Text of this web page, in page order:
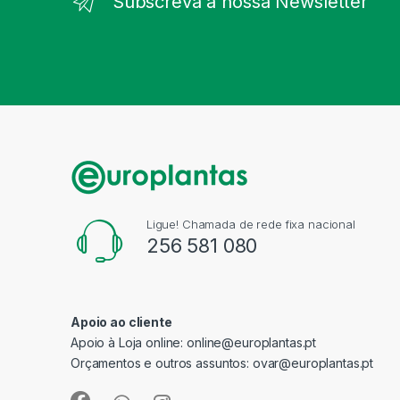
Ligue! Chamada de rede fixa nacional
256 581 080
Apoio ao cliente
Apoio à Loja online:online@europlantas.pt
Orçamentos e outros assuntos: ovar@europlantas.pt